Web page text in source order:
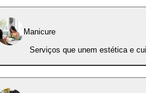
Manicure
Serviços que unem estética e